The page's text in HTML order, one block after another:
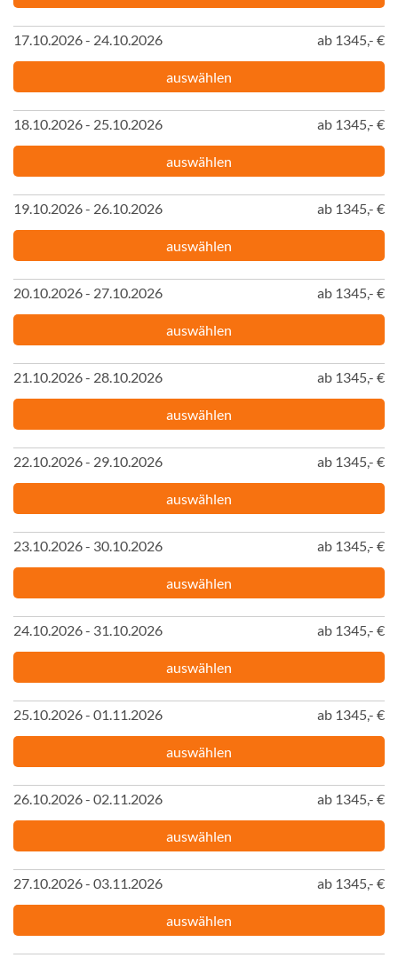
17.10.2026 - 24.10.2026 ab 1345,- €
auswählen
18.10.2026 - 25.10.2026 ab 1345,- €
auswählen
19.10.2026 - 26.10.2026 ab 1345,- €
auswählen
20.10.2026 - 27.10.2026 ab 1345,- €
auswählen
21.10.2026 - 28.10.2026 ab 1345,- €
auswählen
22.10.2026 - 29.10.2026 ab 1345,- €
auswählen
23.10.2026 - 30.10.2026 ab 1345,- €
auswählen
24.10.2026 - 31.10.2026 ab 1345,- €
auswählen
25.10.2026 - 01.11.2026 ab 1345,- €
auswählen
26.10.2026 - 02.11.2026 ab 1345,- €
auswählen
27.10.2026 - 03.11.2026 ab 1345,- €
auswählen